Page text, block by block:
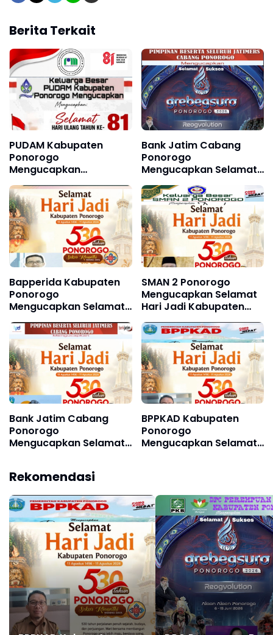
Berita Terkait
PUDAM Kabupaten
Ponorogo
Mengucapkan
Dirgahayu Republik
Indonesia ke 81, 17
Agustus 1945 - 17
Agustus 2026
Bank Jatim Cabang
Ponorogo
Mengucapkan Selamat
dan Sukses Grebeg
Suro, Festival Reog
Remaja XXII & Festival
Nasional Reog
Ponorogo XXXI Tahun
2026
Bapperida Kabupaten
Ponorogo
Mengucapkan Selamat
Hari Jadi Kabupaten
Ponorogo ke 530, 11
Agustus 1496 - 11
Agustus 2026
SMAN 2 Ponorogo
Mengucapkan Selamat
Hari Jadi Kabupaten
Ponorogo ke 530, 11
Agustus 1496 - 11
Agustus 2026
Bank Jatim Cabang
Ponorogo
Mengucapkan Selamat
Agustus 1496 - 11
Agustus 2026
BPPKAD Kabupaten
Ponorogo
Mengucapkan Selamat
Agustus 2026
Rekomendasi